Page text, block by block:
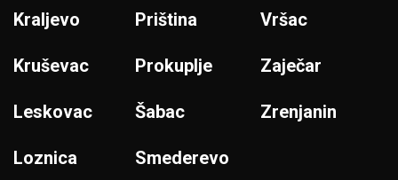
Kraljevo
Kruševac
Leskovac
Loznica
Priština
Prokuplje
Šabac
Smederevo
Vršac
Zaječar
Zrenjanin